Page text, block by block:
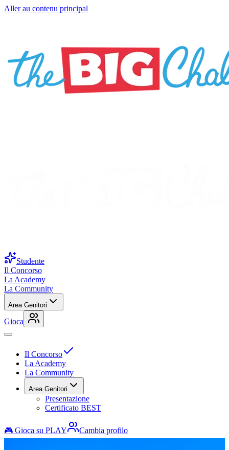
Aller au contenu principal
Studente
Il Concorso
La Academy
La Community
Area Genitori
Gioca
Il Concorso
La Academy
La Community
Area Genitori
Presentazione
Certificato BEST
🎮 Gioca su PLAY Cambia profilo